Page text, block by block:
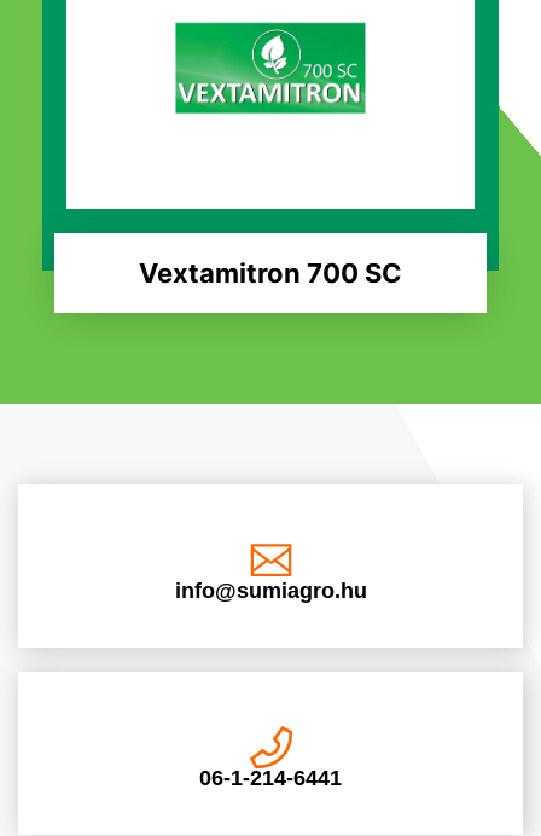
Vextamitron 700 SC
info@sumiagro.hu
06-1-214-6441